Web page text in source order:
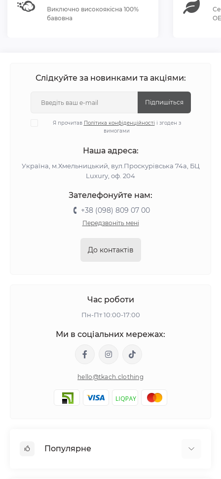
Виключно високоякісна 100%
бавовна
Слідкуйте за новинками та акціями:
Підпишіться
Я прочитав Політика конфіденційності і згоден з
вимогами
Наша адреса:
Україна, м.Хмельницький, вул.Проскурівська 74а, БЦ
Luxury, оф. 204
Зателефонуйте нам:
+38 (098) 809 07 00
Передзвоніть мені
До контактів
Час роботи
Пн-Пт 10:00-17:00
Ми в соціальних мережах:
hello@tkach.clothing
Популярне